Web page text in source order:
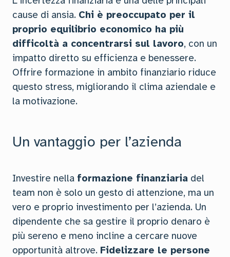
cause di ansia. Chi è preoccupato per il
proprio equilibrio economico ha più
difficoltà a concentrarsi sul lavoro, con un
impatto diretto su efficienza e benessere.
Offrire formazione in ambito finanziario riduce
questo stress, migliorando il clima aziendale e
la motivazione.
Un vantaggio per l’azienda
Investire nella formazione finanziaria del
team non è solo un gesto di attenzione, ma un
vero e proprio investimento per l’azienda. Un
dipendente che sa gestire il proprio denaro è
più sereno e meno incline a cercare nuove
opportunità altrove. Fidelizzare le persone